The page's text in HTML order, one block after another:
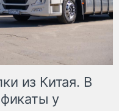
из Китая. В
у